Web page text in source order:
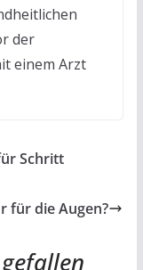
der
einem Arzt
Schritt
für die Augen?